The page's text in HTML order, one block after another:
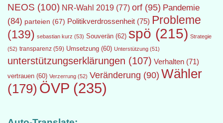
NEOS (100) NR-Wahl 2019 (77) orf (95) Pandemie
(84) parteien (67) Politikverdrossenheit (75) Probleme
(139) sebastian kurz (53) Souverän (62) spö (215) Strategie
(52) transparenz (59) Umsetzung (60) Unterstützung (51)
unterstützungserklärungen (107) Verhalten (71)
vertrauen (60) Verzerrung (52) Veränderung (90) Wähler
(179) ÖVP (235)